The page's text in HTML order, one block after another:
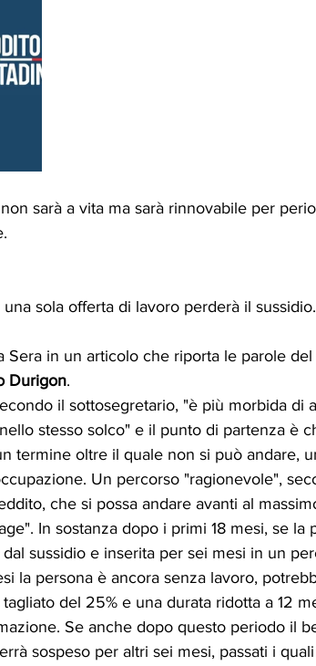
non sarà a vita ma sarà rinnovabile per
sola offerta di lavoro perderà il sussidio.
Sera in un articolo che riporta le parole
Durigon.
il sottosegretario, "è più morbida di
stesso solco" e il punto di partenza è
termine oltre il quale non si può andare,
Un percorso "ragionevole",
che si possa andare avanti al
In sostanza dopo i primi 18 mesi, se la
sussidio e inserita per sei mesi in un
la persona è ancora senza lavoro,
del 25% e una durata ridotta a 12
Se anche dopo questo periodo il
sospeso per altri sei mesi, passati i